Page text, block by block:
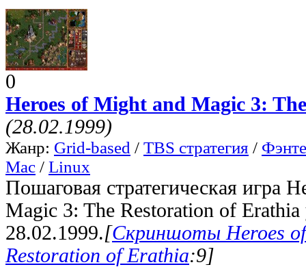
0
Heroes of Might and Magic 3:
(28.02.1999)
Жанр: Grid-based / TBS стратегия /
Mac / Linux
Пошаговая стратегическая игра
Magic 3: The Restoration of Erathia
28.02.1999.[Скриншоты Heroes
Restoration of Erathia:9]